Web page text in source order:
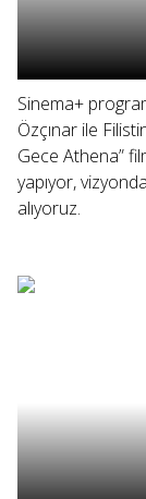
Sinema+
Özçınar ile
Gece Athena”
yapıyor,
alıyoruz.